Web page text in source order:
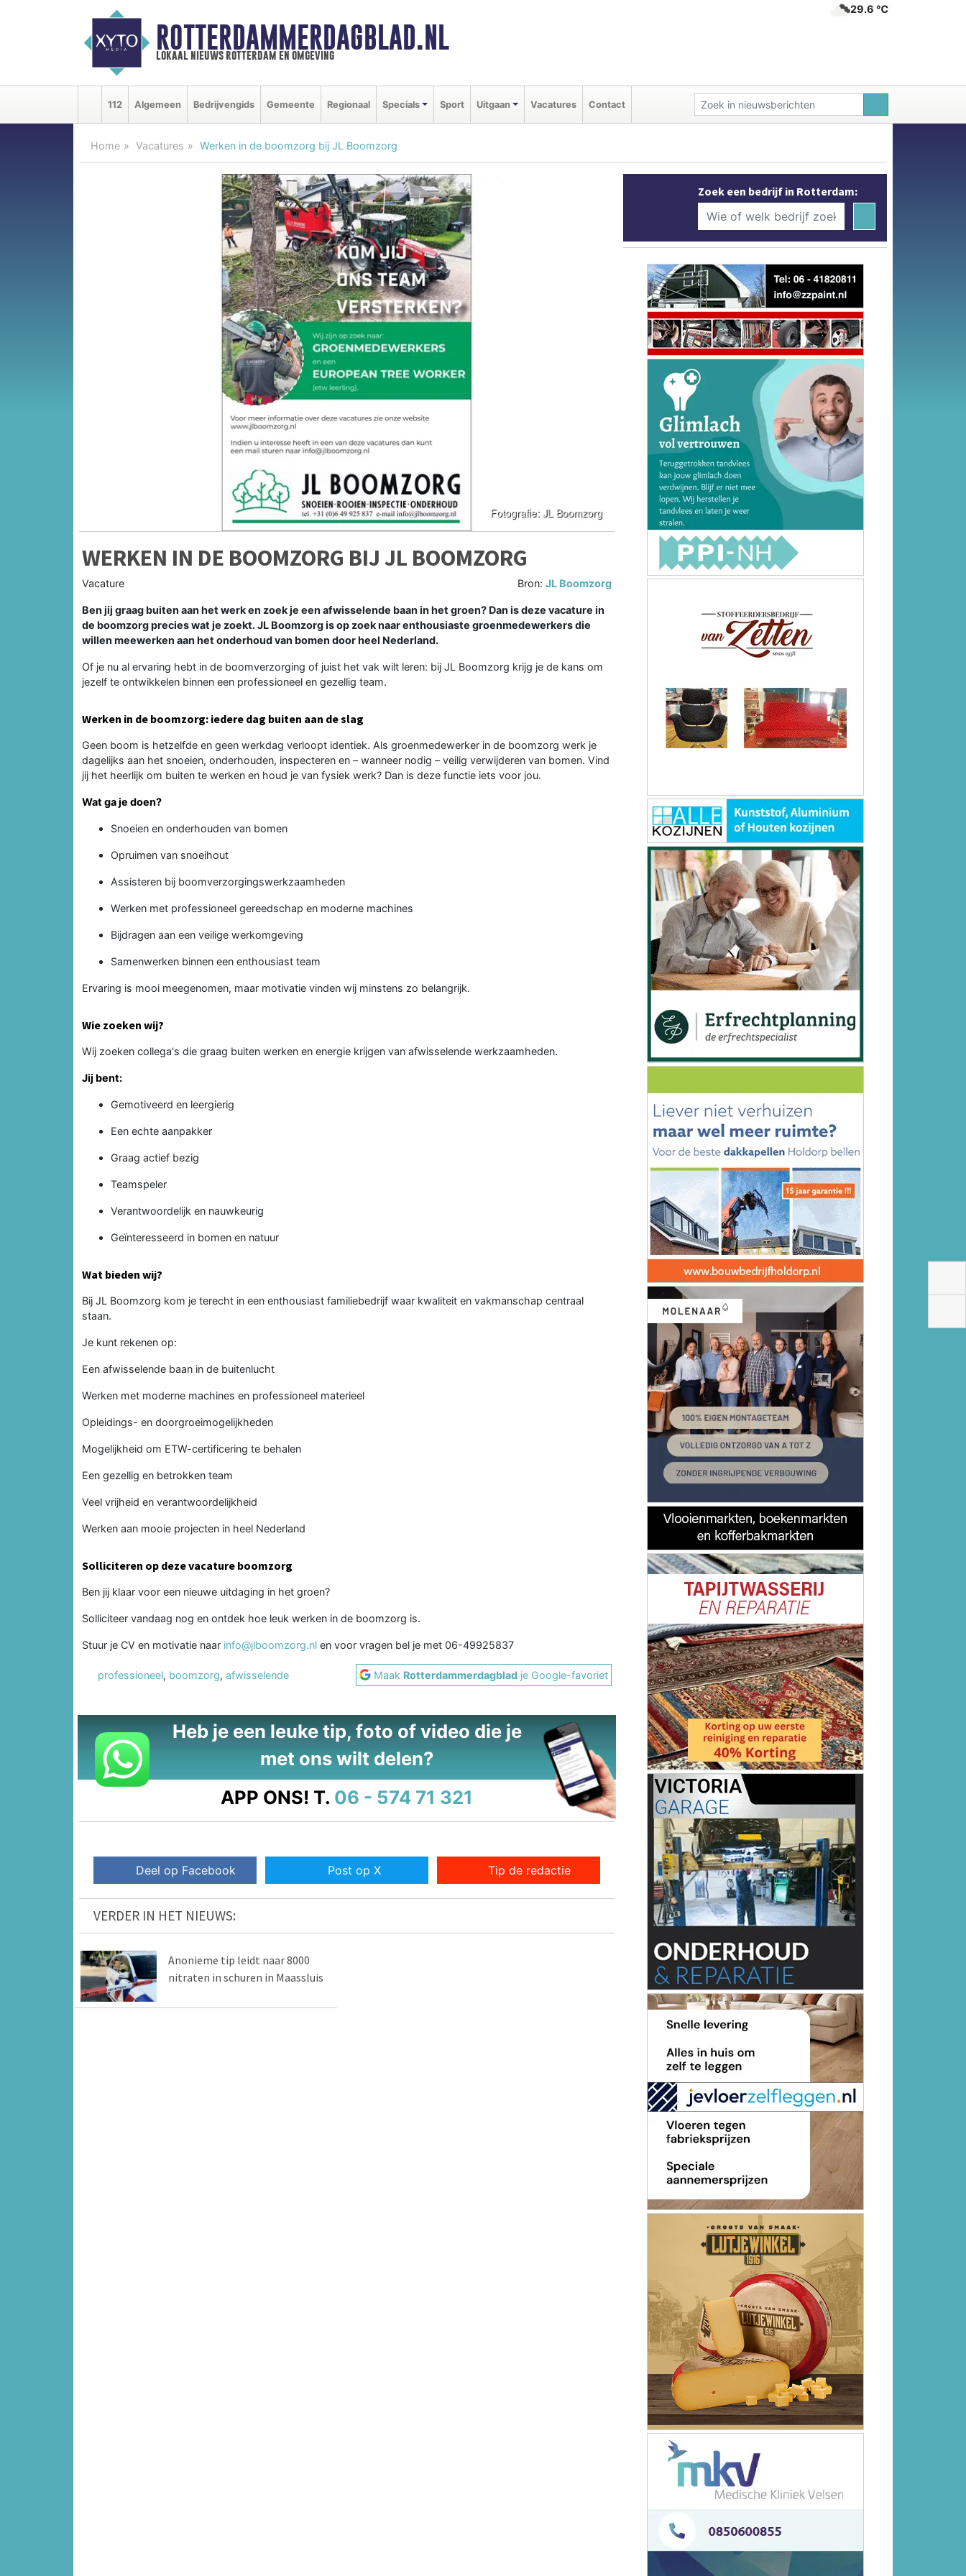
ROTTERDAMMERDAGBLAD.NL
lokaal nieuws rotterdam en omgeving
29.6 ℃
112 Algemeen Bedrijvengids Gemeente Regionaal Specials Sport Uitgaan Vacatures Contact
Home Vacatures Werken in de boomzorg bij JL Boomzorg
WERKEN IN DE BOOMZORG BIJ JL BOOMZORG
Vacature Bron:JL Boomzorg
Ben jij graag buiten aan het werk en zoek je een afwisselende baan in het groen? Dan is deze vacature in
de boomzorg precies wat je zoekt. JL Boomzorg is op zoek naar enthousiaste groenmedewerkers die
willen meewerken aan het onderhoud van bomen door heel Nederland.
Of je nu al ervaring hebt in de boomverzorging of juist het vak wilt leren: bij JL Boomzorg krijg je de kans om
jezelf te ontwikkelen binnen een professioneel en gezellig team.
Werken in de boomzorg: iedere dag buiten aan de slag
Geen boom is hetzelfde en geen werkdag verloopt identiek. Als groenmedewerker in de boomzorg werk je
dagelijks aan het snoeien, onderhouden, inspecteren en – wanneer nodig – veilig verwijderen van bomen. Vind
jij het heerlijk om buiten te werken en houd je van fysiek werk? Dan is deze functie iets voor jou.
Wat ga je doen?
Snoeien en onderhouden van bomen
Opruimen van snoeihout
Assisteren bij boomverzorgingswerkzaamheden
Werken met professioneel gereedschap en moderne machines
Bijdragen aan een veilige werkomgeving
Samenwerken binnen een enthousiast team
Ervaring is mooi meegenomen, maar motivatie vinden wij minstens zo belangrijk.
Wie zoeken wij?
Wij zoeken collega's die graag buiten werken en energie krijgen van afwisselende werkzaamheden.
Jij bent:
Gemotiveerd en leergierig
Een echte aanpakker
Graag actief bezig
Teamspeler
Verantwoordelijk en nauwkeurig
Geïnteresseerd in bomen en natuur
Wat bieden wij?
Bij JL Boomzorg kom je terecht in een enthousiast familiebedrijf waar kwaliteit en vakmanschap centraal
staan.
Je kunt rekenen op:
Een afwisselende baan in de buitenlucht
Werken met moderne machines en professioneel materieel
Opleidings- en doorgroeimogelijkheden
Mogelijkheid om ETW-certificering te behalen
Een gezellig en betrokken team
Veel vrijheid en verantwoordelijkheid
Werken aan mooie projecten in heel Nederland
Solliciteren op deze vacature boomzorg
Ben jij klaar voor een nieuwe uitdaging in het groen?
Solliciteer vandaag nog en ontdek hoe leuk werken in de boomzorg is.
Stuur je CV en motivatie naar info@jlboomzorg.nl en voor vragen bel je met 06-49925837
professioneel, boomzorg, afwisselende Maak Rotterdammerdagblad je Google-favoriet
Heb je een leuke tip, foto of video die je
met ons wilt delen?
APP ONS! T. 06 - 574 71 321
Deel op Facebook Post op X Tip de redactie
VERDER IN HET NIEUWS:
Anonieme tip leidt naar 8000
nitraten in schuren in Maassluis
Zoek een bedrijf in Rotterdam: